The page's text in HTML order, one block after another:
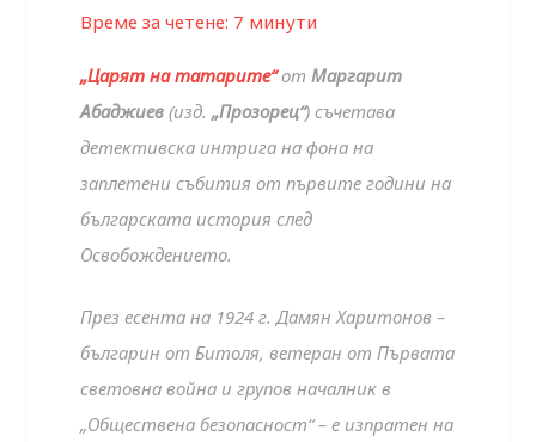
Време за четене: 7 минути
„Царят на татарите“ отМаргарит
Абаджиев (изд.„Прозорец“) съчетава
детективска интрига на фона на
заплетени събития от първите години на
българската история след
Освобождението.
През есента на 1924 г. Дамян Харитонов –
българин от Битоля, ветеран от Първата
световна война и групов началник в
„Обществена безопасност“ – е изпратен на